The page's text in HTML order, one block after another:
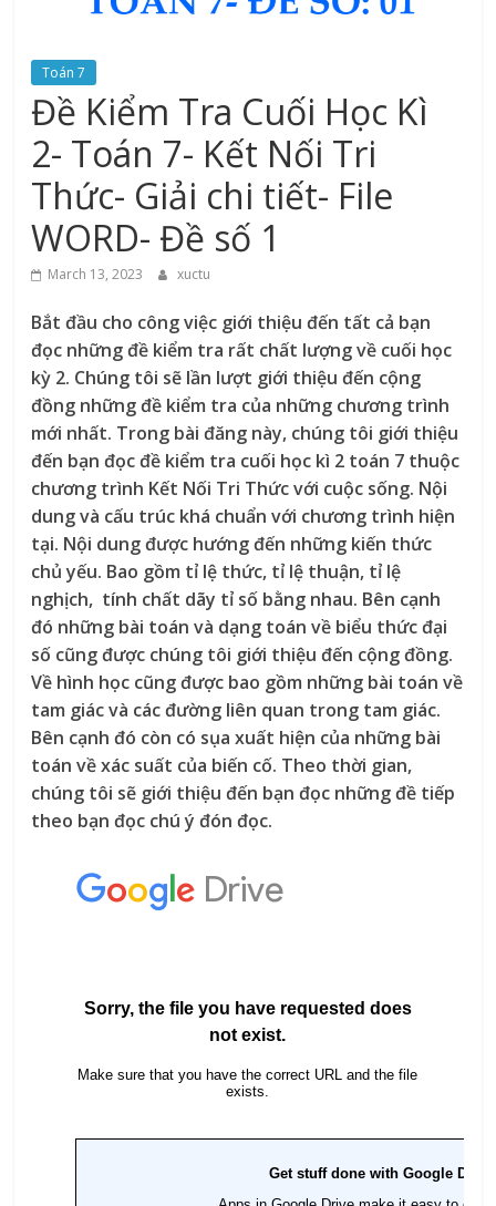
Toán 7
Đề Kiểm Tra Cuối Học Kì
2- Toán 7- Kết Nối Tri
Thức- Giải chi tiết- File
WORD- Đề số 1
March 13, 2023 xuctu
Bắt đầu cho công việc giới thiệu đến tất cả bạn
đọc những đề kiểm tra rất chất lượng về cuối học
kỳ 2. Chúng tôi sẽ lần lượt giới thiệu đến cộng
đồng những đề kiểm tra của những chương trình
mới nhất. Trong bài đăng này, chúng tôi giới thiệu
đến bạn đọc đề kiểm tra cuối học kì 2 toán 7 thuộc
chương trình Kết Nối Tri Thức với cuộc sống. Nội
dung và cấu trúc khá chuẩn với chương trình hiện
tại. Nội dung được hướng đến những kiến thức
chủ yếu. Bao gồm tỉ lệ thức, tỉ lệ thuận, tỉ lệ
nghịch, tính chất dãy tỉ số bằng nhau. Bên cạnh
đó những bài toán và dạng toán về biểu thức đại
số cũng được chúng tôi giới thiệu đến cộng đồng.
Về hình học cũng được bao gồm những bài toán về
tam giác và các đường liên quan trong tam giác.
Bên cạnh đó còn có sụa xuất hiện của những bài
toán về xác suất của biến cố. Theo thời gian,
chúng tôi sẽ giới thiệu đến bạn đọc những đề tiếp
theo bạn đọc chú ý đón đọc.